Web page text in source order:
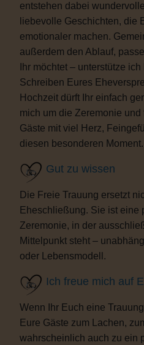
entstehen dabei
liebevolle Geschichten, die
emotionaler machen.
außerdem den Ablauf,
Ihr möchtet – unterstütze
Schreiben Eures
Hochzeit dürft Ihr einfach
mich um die Zeremonie
Gäste mit viel Herz,
diesen besonderen Moment.
Gut zu wissen
Die Freie Trauung ersetzt
Eheschließung. Sie ist eine
Zeremonie, in der
Mittelpunkt steht –
oder Lebensmodell.
Ich freue mich auf
Wenn Ihr Euch eine
Eure Gäste zum Lachen,
wahrscheinlich auch zu ein